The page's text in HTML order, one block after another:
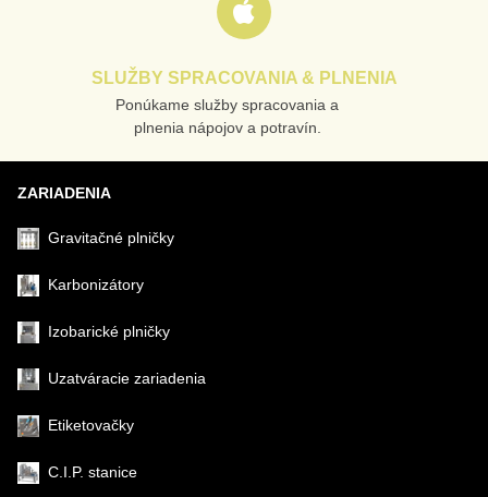
SLUŽBY SPRACOVANIA & PLNENIA
Ponúkame služby spracovania a
plnenia nápojov a potravín.
ZARIADENIA
Gravitačné plničky
Karbonizátory
Izobarické plničky
Uzatváracie zariadenia
Etiketovačky
C.I.P. stanice